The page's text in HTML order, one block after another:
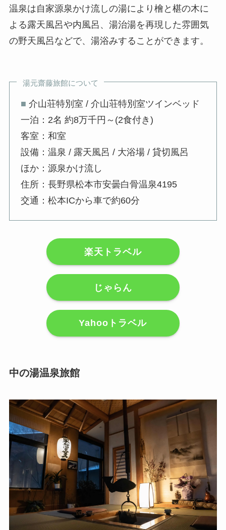
温泉は自家源泉かけ流しの湯により檜と椹の木に
よる露天風呂や内風呂、湯治湯を再現した雰囲気
の野天風呂などで、湯浴みすることができます。
湯元齋藤旅館について
■ 介山荘特別室 / 介山荘特別室ツインベッド
一泊：2名 約8万千円～(2食付き)
客室：和室
設備：温泉 / 露天風呂 / 大浴場 / 貸切風呂
ほか：源泉かけ流し
住所：長野県松本市安曇白骨温泉4195
交通：松本ICから車で約60分
楽天トラベル
じゃらん
Yahooトラベル
中の湯温泉旅館